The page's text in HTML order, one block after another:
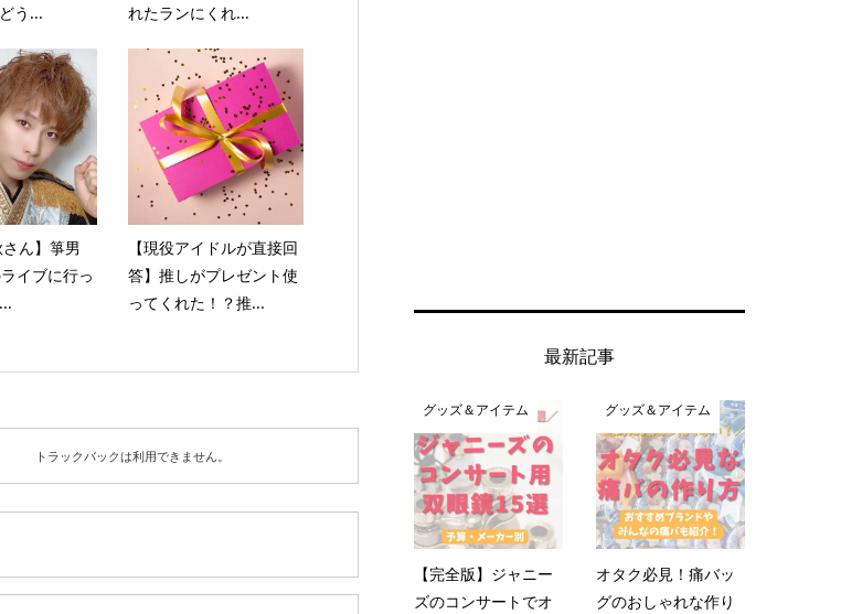
う...
れたランにくれ...
さん】箏男
イブに行っ
【現役アイドルが直接回
答】推しがプレゼント使
ってくれた！？推...
トラックバックは利用できません。
最新記事
グッズ＆アイテム
【完全版】ジャニー
ズのコンサートでオ
グッズ＆アイテム
オタク必見！痛バッ
グのおしゃれな作り